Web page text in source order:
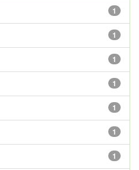
1
1
1
1
1
1
1